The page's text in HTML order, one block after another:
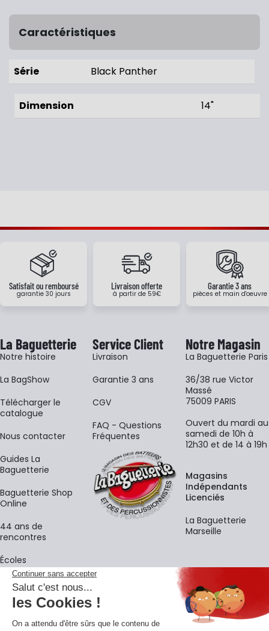
Caractéristiques
Série Black Panther
Dimension 14"
Satisfait ou remboursé
garantie 30 jours
Livraison offerte
à partir de 59€
Garantie 3 ans
pièces et main d'oeuvre
La Baguetterie
Notre histoire
La BagShow
​Télécharger le
catalogue
Nous contacter
Guides La
Baguetterie
Baguetterie Shop
Online
44 ans de
rencontres
Écoles
Service Client
Livraison
Garantie 3 ans
CGV
FAQ - Questions
Fréquentes
Notre Magasin
La Baguetterie Paris
36/38 rue Victor
Massé
75009 PARIS
Ouvert du mardi au
samedi de 10h à
12h30 et de 14 à 19h
Magasins
Indépendants
Licenciés
La Baguetterie
Marseille
La newsletter
Adresse e-mail
En vous inscrivant à notre newsletter, vous acceptez notre